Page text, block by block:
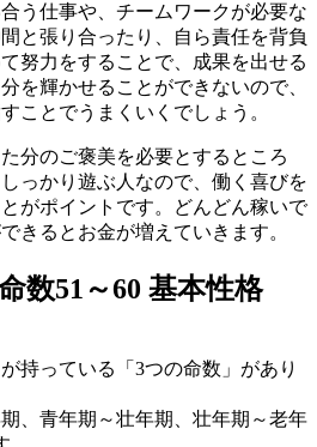
う仕事や、チームワークが必要な
と張り合ったり、自ら責任を背負
努力をすることで、成果を出せる
を輝かせることができないので、
ことでうまくいくでしょう。
分のご褒美を必要とするところ
っかり遊ぶ人なので、働く喜びを
がポイントです。どんどん稼いで
きるとお金が増えていきます。
数51～60 基本性格
持っている「3つの命数」があり
、青年期～壮年期、壮年期～老年